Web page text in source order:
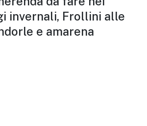
invernali, Frollini alle
e amarena